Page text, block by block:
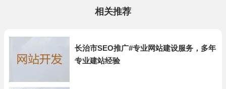
相关推荐
长治市SEO推广#专业网站建设服务，多年
专业建站经验